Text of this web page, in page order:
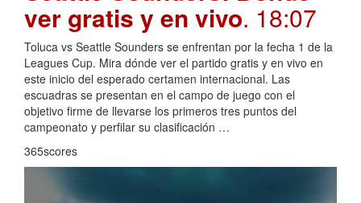
ver gratis y en vivo. 18:07
Toluca vs Seattle Sounders se enfrentan por la fecha 1 de la
Leagues Cup. Mira dónde ver el partido gratis y en vivo en
este inicio del esperado certamen internacional. Las
escuadras se presentan en el campo de juego con el
objetivo firme de llevarse los primeros tres puntos del
campeonato y perfilar su clasificación …
365scores